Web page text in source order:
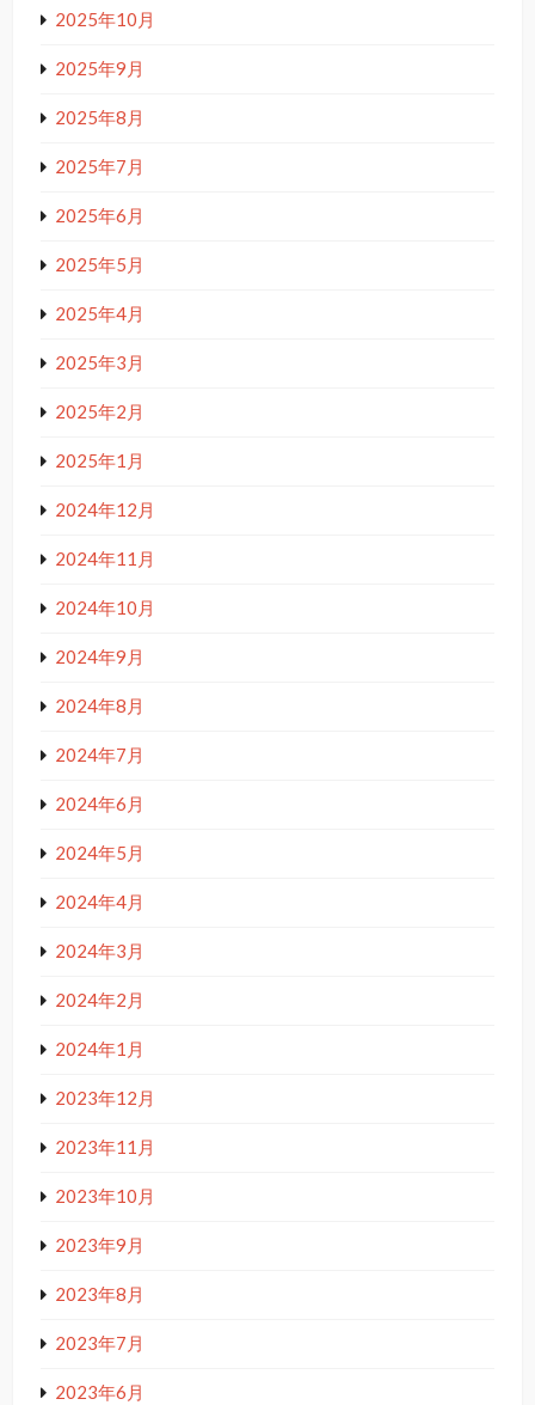
2025年10月
2025年9月
2025年8月
2025年7月
2025年6月
2025年5月
2025年4月
2025年3月
2025年2月
2025年1月
2024年12月
2024年11月
2024年10月
2024年9月
2024年8月
2024年7月
2024年6月
2024年5月
2024年4月
2024年3月
2024年2月
2024年1月
2023年12月
2023年11月
2023年10月
2023年9月
2023年8月
2023年7月
2023年6月